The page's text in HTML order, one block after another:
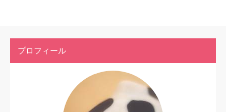
プロフィール